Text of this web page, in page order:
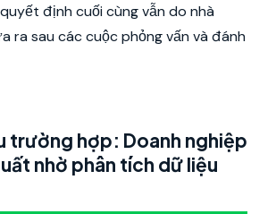
định cuối cùng vẫn do nhà
ra sau các cuộc phỏng vấn và đánh
trường hợp: Doanh nghiệp
nhờ phân tích dữ liệu